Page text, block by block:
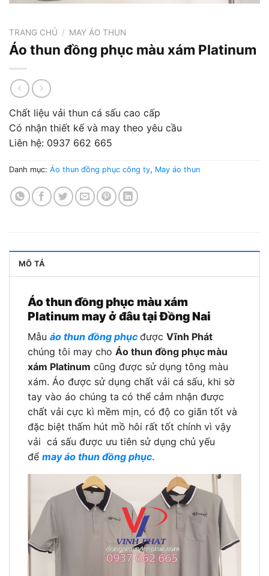
TRANG CHỦ / MAY ÁO THUN
Áo thun đồng phục màu xám Platinum
Chất liệu vải thun cá sấu cao cấp
Có nhận thiết kế và may theo yêu cầu
Liên hệ: 0937 662 665
Danh mục: Áo thun đồng phục công ty, May áo thun
MÔ TẢ
Áo thun đồng phục màu xám
Platinum may ở đâu tại Đồng Nai
Mẫu áo thun đồng phục được Vĩnh Phát
chúng tôi may cho Áo thun đồng phục màu
xám Platinum cũng được sử dụng tông màu
xám. Áo được sử dụng chất vải cá sấu, khi sờ
tay vào áo chúng ta có thể cảm nhận được
chất vải cực kì mềm mịn, có độ co giãn tốt và
đặc biệt thấm hút mồ hôi rất tốt chính vì vậy
vải cá sấu được ưu tiên sử dụng chủ yếu
để may áo thun đồng phục.